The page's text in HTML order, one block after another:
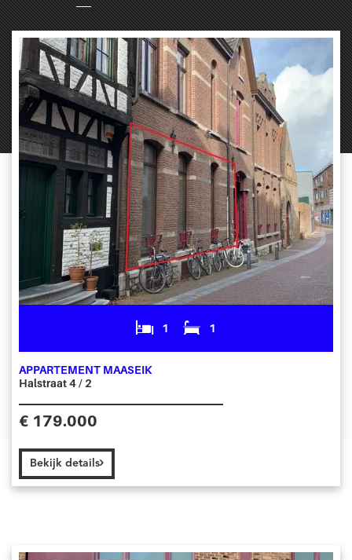
1 1
APPARTEMENT MAASEIK
Halstraat 4 / 2
€ 179.000
Bekijk details